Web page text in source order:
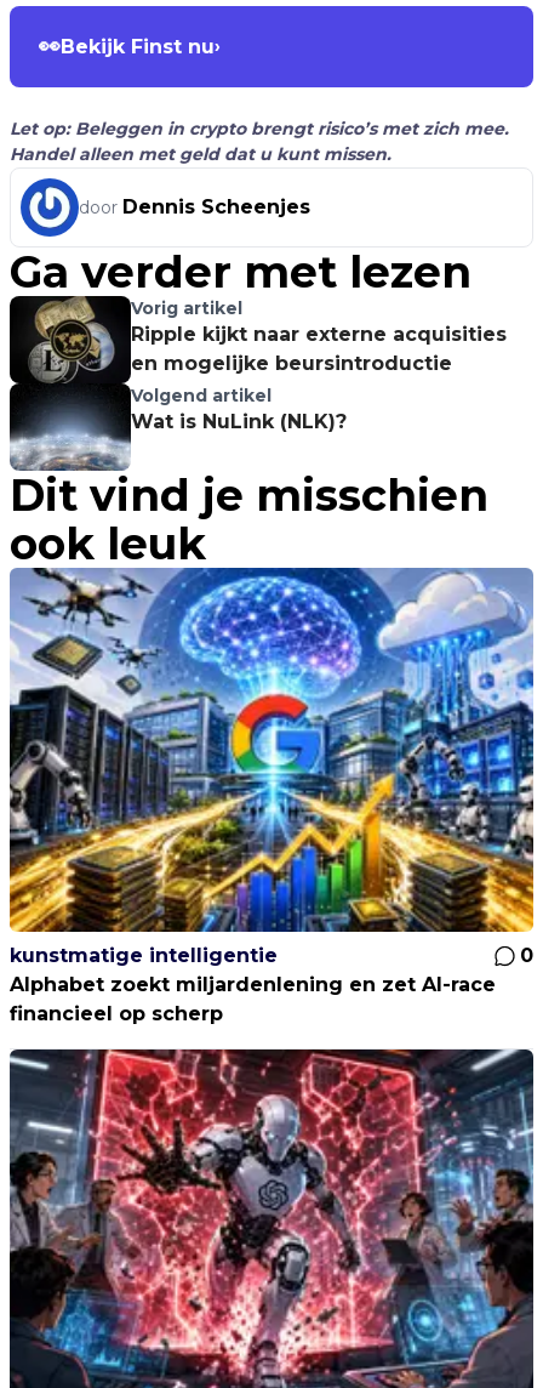
👀Bekijk Finst nu›
Let op: Beleggen in crypto brengt risico’s met zich mee.
Handel alleen met geld dat u kunt missen.
door Dennis Scheenjes
Ga verder met lezen
Vorig artikel
Ripple kijkt naar externe acquisities
en mogelijke beursintroductie
Volgend artikel
Wat is NuLink (NLK)?
Dit vind je misschien
ook leuk
kunstmatige intelligentie
0
Alphabet zoekt miljardenlening en zet AI-race
financieel op scherp